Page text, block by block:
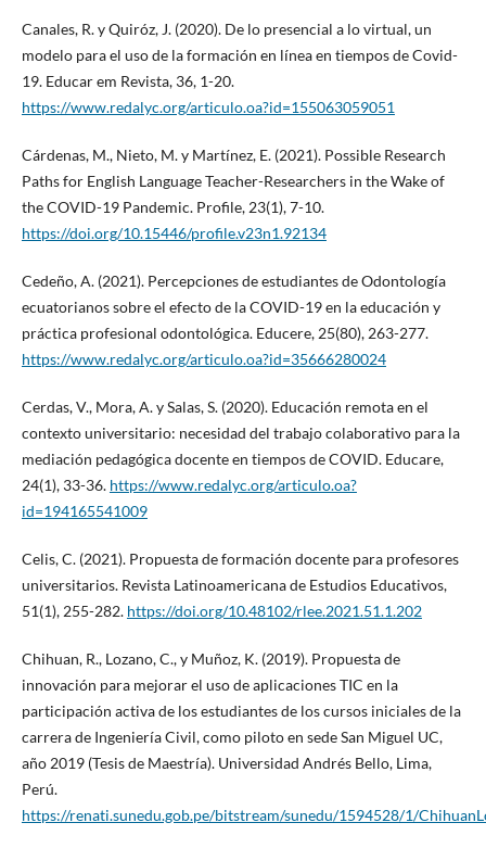
Canales, R. y Quiróz, J. (2020). De lo presencial a lo virtual, un
modelo para el uso de la formación en línea en tiempos de Covid-
19. Educar em Revista, 36, 1-20.
https://www.redalyc.org/articulo.oa?id=155063059051
Cárdenas, M., Nieto, M. y Martínez, E. (2021). Possible Research
Paths for English Language Teacher-Researchers in the Wake of
the COVID-19 Pandemic. Profile, 23(1), 7-10.
https://doi.org/10.15446/profile.v23n1.92134
Cedeño, A. (2021). Percepciones de estudiantes de Odontología
ecuatorianos sobre el efecto de la COVID-19 en la educación y
práctica profesional odontológica. Educere, 25(80), 263-277.
https://www.redalyc.org/articulo.oa?id=35666280024
Cerdas, V., Mora, A. y Salas, S. (2020). Educación remota en el
contexto universitario: necesidad del trabajo colaborativo para la
mediación pedagógica docente en tiempos de COVID. Educare,
24(1), 33-36. https://www.redalyc.org/articulo.oa?
id=194165541009
Celis, C. (2021). Propuesta de formación docente para profesores
universitarios. Revista Latinoamericana de Estudios Educativos,
51(1), 255-282. https://doi.org/10.48102/rlee.2021.51.1.202
Chihuan, R., Lozano, C., y Muñoz, K. (2019). Propuesta de
innovación para mejorar el uso de aplicaciones TIC en la
participación activa de los estudiantes de los cursos iniciales de la
carrera de Ingeniería Civil, como piloto en sede San Miguel UC,
año 2019 (Tesis de Maestría). Universidad Andrés Bello, Lima,
Perú.
https://renati.sunedu.gob.pe/bitstream/sunedu/1594528/1/